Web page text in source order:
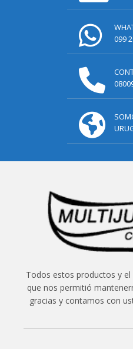
099
Todos estos productos y
que nos permitió
gracias y contamos con